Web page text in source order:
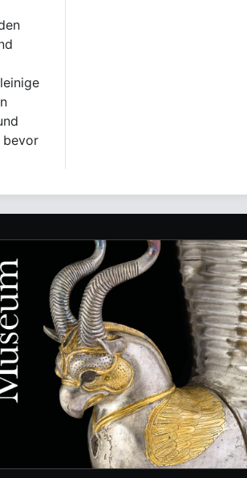
bevor